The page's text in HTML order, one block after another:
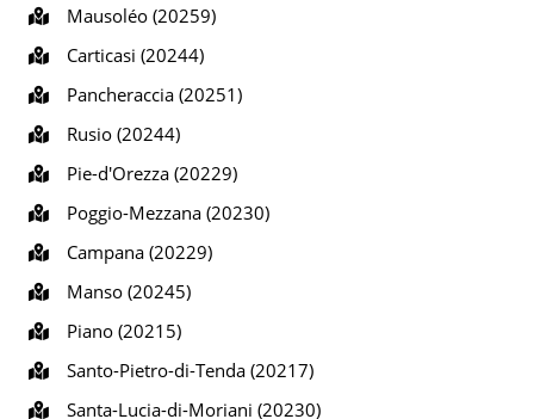
Mausoléo (20259)
Carticasi (20244)
Pancheraccia (20251)
Rusio (20244)
Pie-d'Orezza (20229)
Poggio-Mezzana (20230)
Campana (20229)
Manso (20245)
Piano (20215)
Santo-Pietro-di-Tenda (20217)
Santa-Lucia-di-Moriani (20230)